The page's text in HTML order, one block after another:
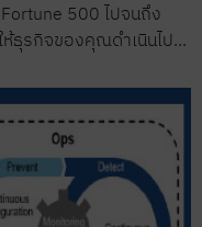
500 ไปจนถึง
ธุรกิจของคุณดำเนินไป...